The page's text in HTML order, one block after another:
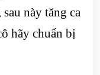
này tăng ca
hãy chuẩn bị